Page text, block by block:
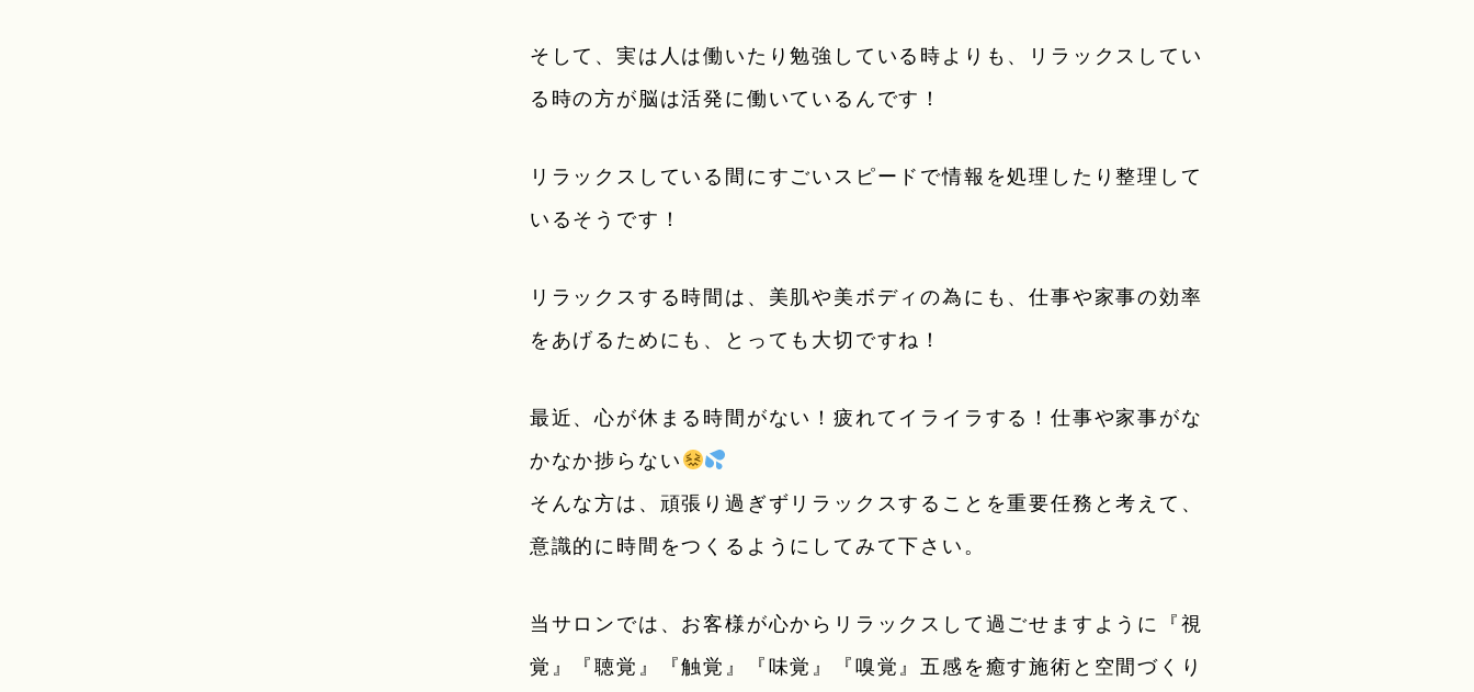
そして、実は人は働いたり勉強している時よりも、リラックスしてい
る時の方が脳は活発に働いているんです！
リラックスしている間にすごいスピードで情報を処理したり整理して
いるそうです！
リラックスする時間は、美肌や美ボディの為にも、仕事や家事の効率
をあげるためにも、とっても大切ですね！
最近、心が休まる時間がない！疲れてイライラする！仕事や家事がな
かなか捗らない
そんな方は、頑張り過ぎずリラックスすることを重要任務と考えて、
意識的に時間をつくるようにしてみて下さい。
当サロンでは、お客様が心からリラックスして過ごせますように『視
覚』『聴覚』『触覚』『味覚』『嗅覚』五感を癒す施術と空間づくり